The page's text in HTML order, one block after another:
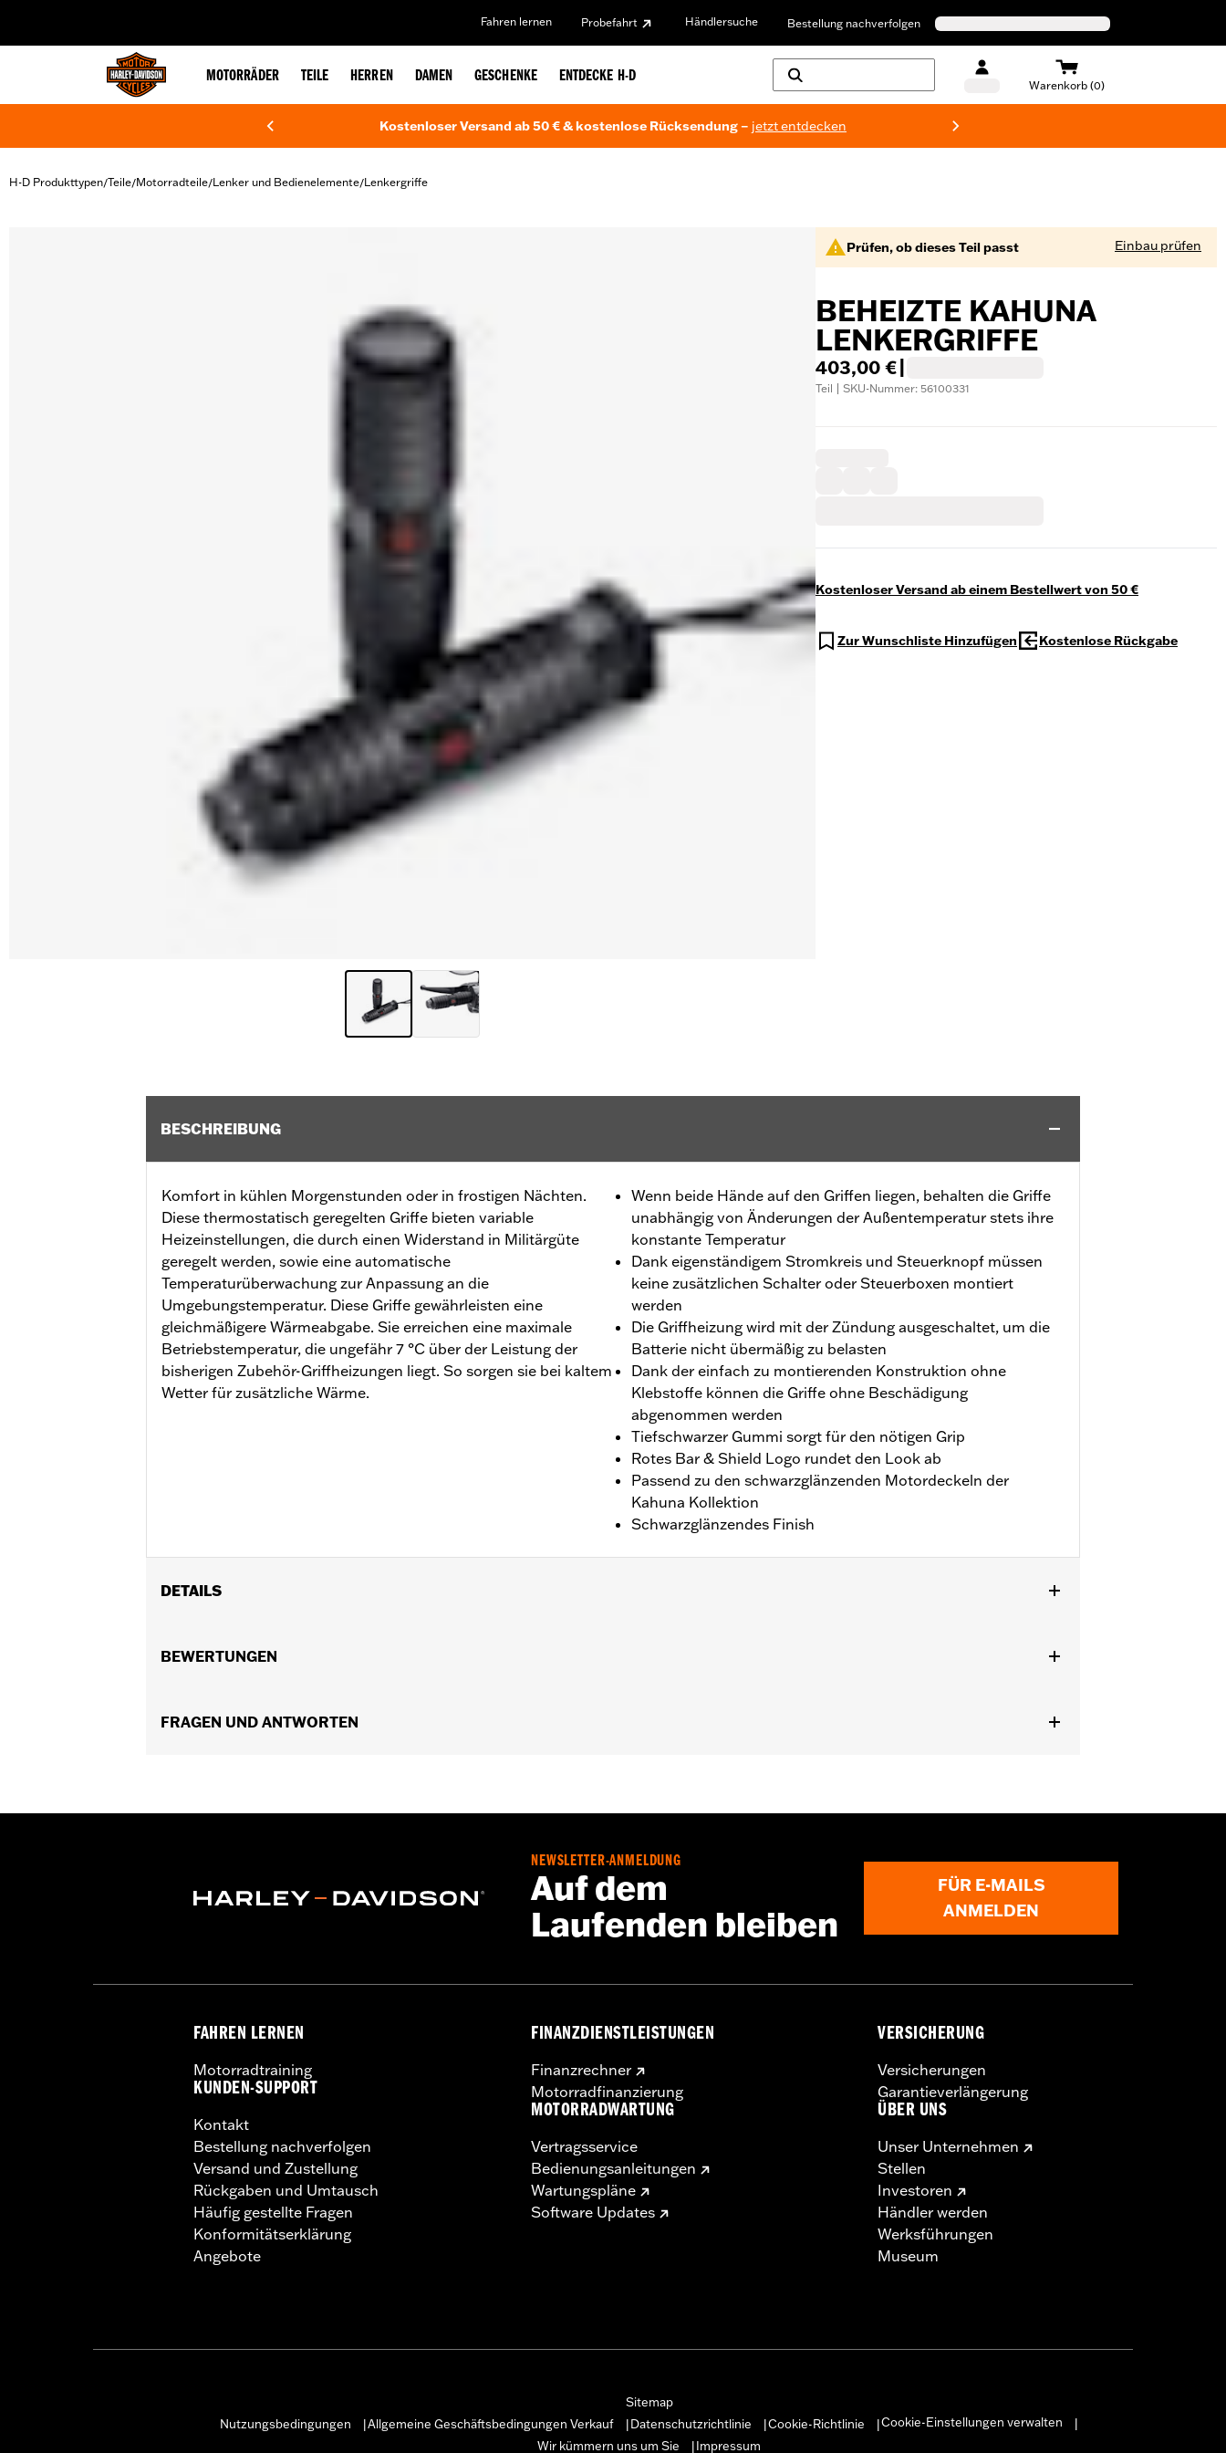
Fahren lernen Probefahrt Händlersuche Bestellung nachverfolgen
MOTORRÄDER TEILE HERREN DAMEN GESCHENKE ENTDECKE H-D
Warenkorb (0)
Kostenloser Versand ab 50 € & kostenlose Rücksendung – jetzt entdecken
H-D Produkttypen/Teile/Motorradteile/Lenker und Bedienelemente/Lenkergriffe
Prüfen, ob dieses Teil passt Einbau prüfen
BEHEIZTE KAHUNA
LENKERGRIFFE
403,00 €
Teil | SKU-Nummer: 56100331
Kostenloser Versand ab einem Bestellwert von 50 €
Zur Wunschliste Hinzufügen Kostenlose Rückgabe
BESCHREIBUNG
Komfort in kühlen Morgenstunden oder in frostigen Nächten.
Diese thermostatisch geregelten Griffe bieten variable
Heizeinstellungen, die durch einen Widerstand in Militärgüte
geregelt werden, sowie eine automatische
Temperaturüberwachung zur Anpassung an die
Umgebungstemperatur. Diese Griffe gewährleisten eine
gleichmäßigere Wärmeabgabe. Sie erreichen eine maximale
Betriebstemperatur, die ungefähr 7 °C über der Leistung der
bisherigen Zubehör-Griffheizungen liegt. So sorgen sie bei kaltem
Wetter für zusätzliche Wärme.
Wenn beide Hände auf den Griffen liegen, behalten die Griffe
unabhängig von Änderungen der Außentemperatur stets ihre
konstante Temperatur
Dank eigenständigem Stromkreis und Steuerknopf müssen
keine zusätzlichen Schalter oder Steuerboxen montiert
werden
Die Griffheizung wird mit der Zündung ausgeschaltet, um die
Batterie nicht übermäßig zu belasten
Dank der einfach zu montierenden Konstruktion ohne
Klebstoffe können die Griffe ohne Beschädigung
abgenommen werden
Tiefschwarzer Gummi sorgt für den nötigen Grip
Rotes Bar & Shield Logo rundet den Look ab
Passend zu den schwarzglänzenden Motordeckeln der
Kahuna Kollektion
Schwarzglänzendes Finish
DETAILS
FLTRXSTSE ab ’24 sowie FLHXU und FLTRXRRSE ab ’25) und Trike Modelle. Softail Modelle erfordern Steckverbinder-Kit P/N 72673-
Überbrückungskabelbaum P/N 70415-08A, Steckverbinder P/N 72902-01BK und Anschlussstift P/N 72990-01 (2 Stück). Weitere
Kollektion:Kahuna
In der Box:Rechter und linker Handgriff, Installationsanleitung
BEWERTUNGEN
FRAGEN UND ANTWORTEN
NEWSLETTER-ANMELDUNG
Auf dem
Laufenden bleiben
FÜR E-MAILS
ANMELDEN
FAHREN LERNEN
Motorradtraining
KUNDEN-SUPPORT
Kontakt
Bestellung nachverfolgen
Versand und Zustellung
Rückgaben und Umtausch
Häufig gestellte Fragen
Konformitätserklärung
Angebote
FINANZDIENSTLEISTUNGEN
Finanzrechner
Motorradfinanzierung
MOTORRADWARTUNG
Vertragsservice
Bedienungsanleitungen
Wartungspläne
Software Updates
VERSICHERUNG
Versicherungen
Garantieverlängerung
ÜBER UNS
Unser Unternehmen
Stellen
Investoren
Händler werden
Werksführungen
Museum
Sitemap
Nutzungsbedingungen
Allgemeine Geschäftsbedingungen Verkauf Datenschutzrichtlinie Cookie-Richtlinie Cookie-Einstellungen verwalten
Wir kümmern uns um Sie
Impressum